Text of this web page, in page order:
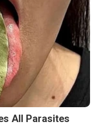
All Parasites